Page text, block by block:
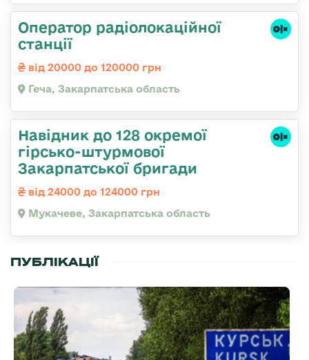
Оператор радіолокаційної
станції
від 20000 до 120000 грн
Геча, Закарпатська область
Навідник до 128 окремої
гірсько-штурмової
Закарпатської бригади
від 24000 до 124000 грн
Мукачеве, Закарпатська область
ПУБЛІКАЦІЇ